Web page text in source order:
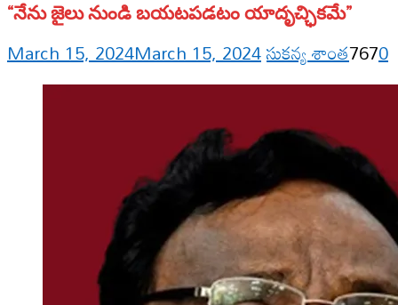
“నేను జైలు నుండి బయటపడటం యాదృచ్ఛికమే”
March 15, 2024March 15, 2024సుకన్య శాంత7670